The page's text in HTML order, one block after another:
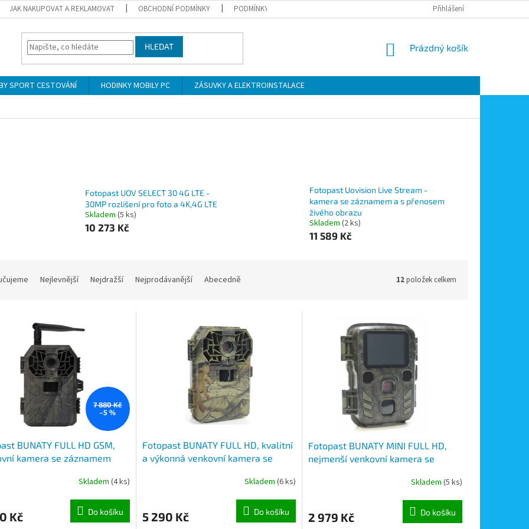
JAK NAKUPOVAT A REKLAMOVAT OBCHODNÍ PODMÍNKY PODMÍNKY OCHRANY OSOBNÍCH ÚDAJŮ MOJE OBJEDNÁVKA
Přihlášení
HLEDAT
NÁKUPNÍ
Prázdný košík
SPORT CESTOVÁNÍ HODINKY MOBILY PC
ZÁSUVKY A ELEKTROINSTALACE
Fotopast UOV SELECT 30 4G LTE -
30MP rozlišení pro foto a 4K,4G LTE
Skladem(5 ks)
10 273 Kč
Fotopast Uovision Live Stream -
kamera se záznamem a s přenosem
živého obrazu
Skladem (2 ks)
11 589 Kč
Nejlevnější Nejdražší Nejprodávanější Abecedně 12položek celkem
7 880 Kč
–5 %
BUNATY FULL HD GSM,
kamera se záznamem
Skladem (4 ks)
Kč Do košíku
Fotopast BUNATY FULL HD, kvalitní
a výkonná venkovní kamera se
Skladem (6 ks)
5 290 Kč Do košíku
Fotopast BUNATY MINI FULL HD,
nejmenší venkovní kamera se
Skladem (5 ks)
2 979 Kč Do košíku